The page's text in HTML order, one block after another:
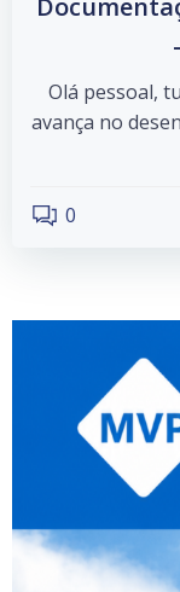
Olá pessoal,
avança no
0